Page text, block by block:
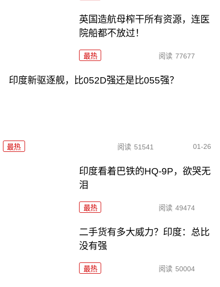
英国造航母榨干所有资源，连医
院船都不放过！
最热 阅读 77677
印度新驱逐舰，比052D强还是比055强？
最热 阅读 51541 01-26
印度看着巴铁的HQ-9P，欲哭无
泪
最热 阅读 49474
二手货有多大威力？印度：总比
没有强
最热 阅读 50004